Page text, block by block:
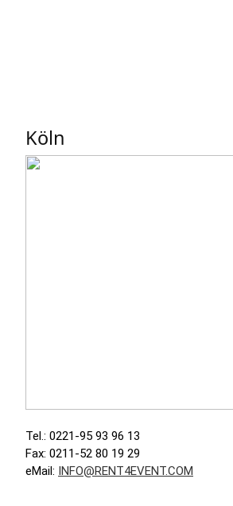
Köln
Tel.: 0221-95 93 96 13
Fax: 0211-52 80 19 29
eMail: INFO@RENT4EVENT.COM